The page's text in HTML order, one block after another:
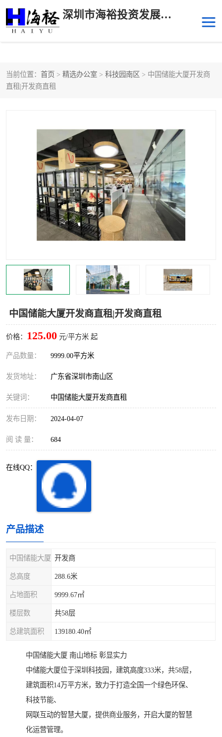
深圳市海裕投资发展有限公司
当前位置： 首页 > 精选办公室 > 科技园南区 > 中国储能大厦开发商
直租|开发商直租
中国储能大厦开发商直租|开发商直租
价格： 125.00 元/平方米 起
产品数量： 9999.00平方米
发货地址： 广东省深圳市南山区
关键词： 中国储能大厦开发商直租
发布日期： 2024-04-07
阅 读 量： 684
在线QQ：
产品描述
中国储能大厦 开发商
总高度 288.6米
占地面积 9999.67㎡
楼层数 共58层
总建筑面积 139180.40㎡
中国储能大厦 南山地标 彰显实力
中储能大厦位于深圳科技园，建筑高度333米，共58层，
建筑面积14万平方米，致力于打造全国一个绿色环保、
科技节能、
网联互动的智慧大厦，提供商业服务，开启大厦的智慧
化运营管理。
后海
深圳湾科技生态园
福田中心区写字楼租赁 宝安中心区
深圳宝安 福田车公庙
罗湖水贝 南山南油
罗湖区
兴东 石岩
车公庙
中心区
南山区 西丽
深圳超级总部基地 后海
龙岗区
光明区
龙华观澜